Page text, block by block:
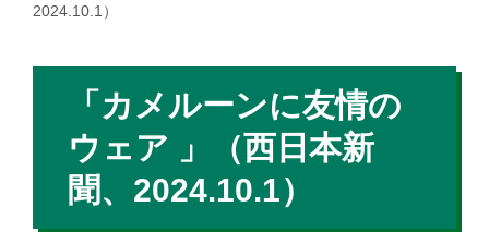
2024.10.1）
「カメルーンに友情の
ウェア 」（西日本新
聞、2024.10.1）